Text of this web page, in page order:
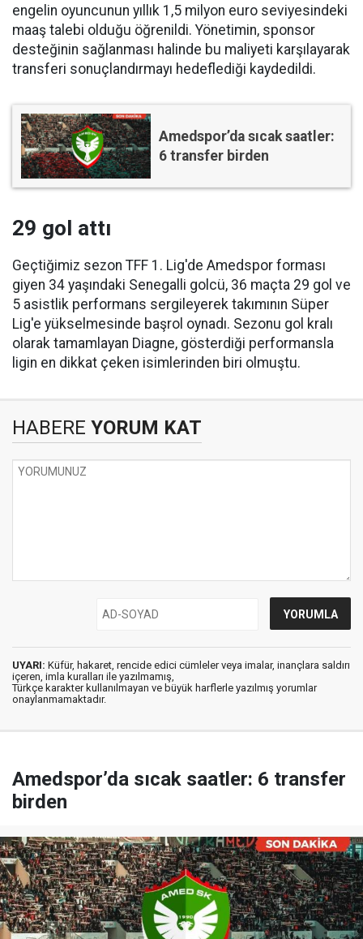
engelin oyuncunun yıllık 1,5 milyon euro seviyesindeki
maaş talebi olduğu öğrenildi. Yönetimin, sponsor
desteğinin sağlanması halinde bu maliyeti karşılayarak
transferi sonuçlandırmayı hedeflediği kaydedildi.
Amedspor’da sıcak saatler:
6 transfer birden
29 gol attı
Geçtiğimiz sezon TFF 1. Lig'de Amedspor forması
giyen 34 yaşındaki Senegalli golcü, 36 maçta 29 gol ve
5 asistlik performans sergileyerek takımının Süper
Lig'e yükselmesinde başrol oynadı. Sezonu gol kralı
olarak tamamlayan Diagne, gösterdiği performansla
ligin en dikkat çeken isimlerinden biri olmuştu.
HABERE YORUM KAT
UYARI: Küfür, hakaret, rencide edici cümleler veya imalar, inançlara saldırı
içeren, imla kuralları ile yazılmamış,
Türkçe karakter kullanılmayan ve büyük harflerle yazılmış yorumlar
onaylanmamaktadır.
Amedspor’da sıcak saatler: 6 transfer
birden